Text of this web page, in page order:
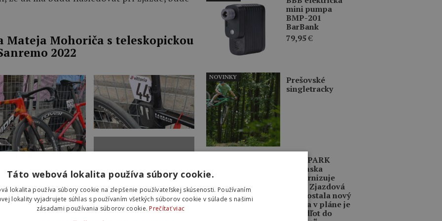
Mateja Mohoriča s teleskopickou
2022
+ 24
teleskopické sedlovky všetci“
mini pumpa
BMP-201
BarBank
79,95€
Prešovské
singletracky
NOVINKY
BIKE PARK
Kubínska
modernizuje
traily. Zjazdová
trať dostala nový
život a v pláne je
aj „Odľot do
Táto webová lokalita používa súbory cookie.
lokalita používa súbory cookie na zlepšenie používateľskej skúsenosti. Používaním
lokality vyjadrujete súhlas s používaním všetkých súborov cookie v súlade s našimi
zásadami používania súborov cookie.Prečítať viac